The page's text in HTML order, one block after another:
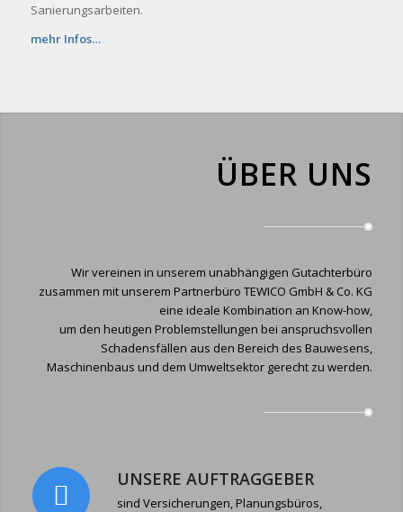
Sanierungsarbeiten.
mehr Infos…
ÜBER UNS
Wir vereinen in unserem unabhängigen Gutachterbüro
zusammen mit unserem Partnerbüro TEWICO GmbH & Co. KG
eine ideale Kombination an Know-how,
um den heutigen Problemstellungen bei anspruchsvollen
Schadensfällen aus den Bereich des Bauwesens,
Maschinenbaus und dem Umweltsektor gerecht zu werden.
UNSERE AUFTRAGGEBER
sind Versicherungen, Planungsbüros,